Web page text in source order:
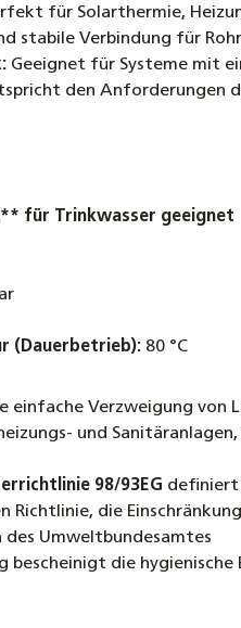
für Solarthermie,
stabile Verbindung für
Geeignet für Systeme mit
den Anforderungen
für Trinkwasser geeignet
(Dauerbetrieb): 80 °C
einfache Verzweigung
und
98/93EG definiert
Richtlinie, die
des Umweltbundesamtes
die